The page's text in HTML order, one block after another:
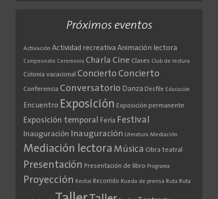
Próximos eventos
Activación Actividad recreativa Animación lectora
Campeonato Ceremonia Charla Cine Clases Club de lectura
Colonia vacacional Concierto Concierto
Conferencia Conversatorio Danza Desfile Educación
Encuentro Exposición Exposición permanente
Exposición temporal Feria Festival
Inauguración Inauguración Literatura Mediación
Mediación lectora Música Obra teatral
Presentación Presentación de libro Programa
Proyección Recital Recorrido Rueda de prensa Ruta Ruta